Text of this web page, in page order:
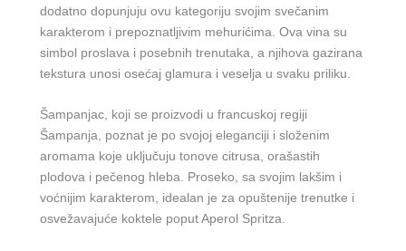
dodatno dopunjuju ovu kategoriju svojim svečanim
karakterom i prepoznatljivim mehurićima. Ova vina su
simbol proslava i posebnih trenutaka, a njihova gazirana
tekstura unosi osećaj glamura i veselja u svaku priliku.
Šampanjac, koji se proizvodi u francuskoj regiji
Šampanja, poznat je po svojoj eleganciji i složenim
aromama koje uključuju tonove citrusa, orašastih
plodova i pečenog hleba. Proseko, sa svojim lakšim i
voćnijim karakterom, idealan je za opuštenije trenutke i
osvežavajuće koktele poput Aperol Spritza.